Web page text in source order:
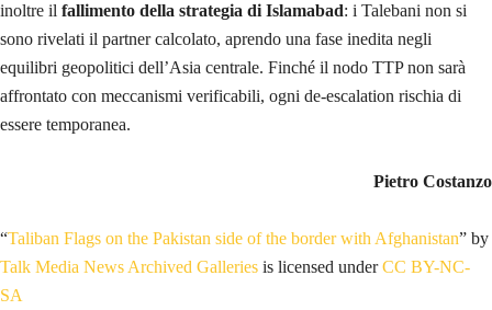
inoltre il fallimento della strategia di Islamabad: i Talebani non si
sono rivelati il partner calcolato, aprendo una fase inedita negli
equilibri geopolitici dell’Asia centrale. Finché il nodo TTP non sarà
affrontato con meccanismi verificabili, ogni de-escalation rischia di
essere temporanea.
Pietro Costanzo
“Taliban Flags on the Pakistan side of the border with Afghanistan” by
Talk Media News Archived Galleries is licensed underCC BY-NC-
SA